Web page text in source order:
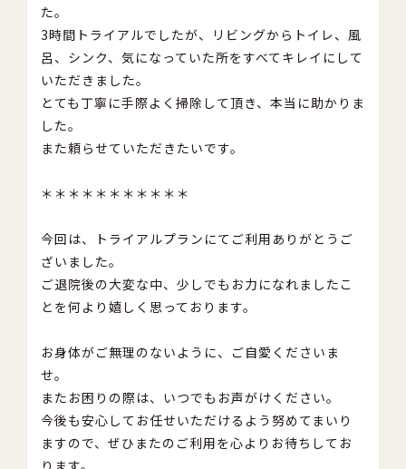
た。
3時間トライアルでしたが、リビングからトイレ、風
呂、シンク、気になっていた所をすべてキレイにして
いただきました。
とても丁寧に手際よく掃除して頂き、本当に助かりま
した。
また頼らせていただきたいです。
＊＊＊＊＊＊＊＊＊＊＊
今回は、トライアルプランにてご利用ありがとうご
ざいました。
ご退院後の大変な中、少しでもお力になれましたこ
とを何より嬉しく思っております。
お身体がご無理のないように、ご自愛くださいま
せ。
またお困りの際は、いつでもお声がけください。
今後も安心してお任せいただけるよう努めてまいり
ますので、ぜひまたのご利用を心よりお待ちしてお